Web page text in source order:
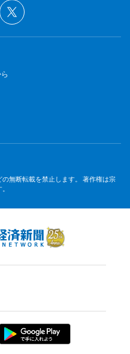
無断転載を禁止します。 著作権は宗